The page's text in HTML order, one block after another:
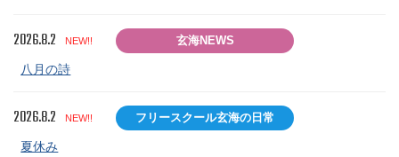
2026.8.2 NEW!! 玄海NEWS
八月の詩
2026.8.2 NEW!! フリースクール玄海の日常
夏休み